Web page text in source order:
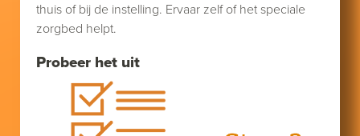
Probeer het uit
thuis of bij de instelling. Ervaar zelf of het speciale
zorgbed helpt.